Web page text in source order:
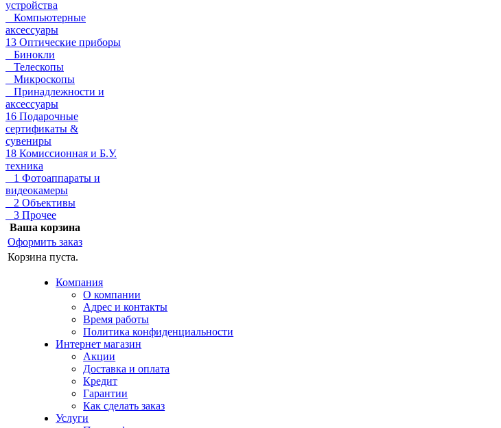
устройства
Компьютерные
аксессуары
13 Оптические приборы
Бинокли
Телескопы
Микроскопы
Принадлежности и
аксессуары
16 Подарочные
сертификаты &
сувениры
18 Комиссионная и Б.У.
техника
1 Фотоаппараты и
видеокамеры
2 Объективы
3 Прочее
Ваша корзина
Оформить заказ
Корзина пуста.
Компания
О компании
Адрес и контакты
Время работы
Политика конфиденциальности
Интернет магазин
Акции
Доставка и оплата
Кредит
Гарантии
Как сделать заказ
Услуги